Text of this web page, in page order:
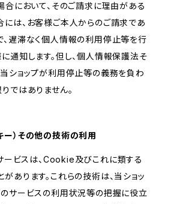
合において、そのご請求に理由がある
には、お客様ご本人からのご請求であ
、遅滞なく個人情報の利用停止等を行
通知します。但し、個人情報保護法そ
当ショップが利用停止等の義務を負わ
ではありません。
）その他の技術の利用
サービスは、Cookie及びこれに類する
あります。これらの技術は、当ショッ
のサービスの利用状況等の把握に役立